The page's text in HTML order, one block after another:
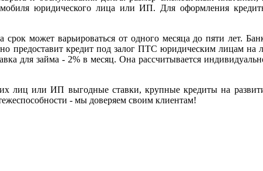
юридического лица или ИП. Для оформления
может варьироваться от одного месяца до пяти лет.
предоставит кредит под залог ПТС юридическим лицам на
для займа - 2% в месяц. Она рассчитывается
лиц или ИП выгодные ставки, крупные кредиты на
- мы доверяем своим клиентам!